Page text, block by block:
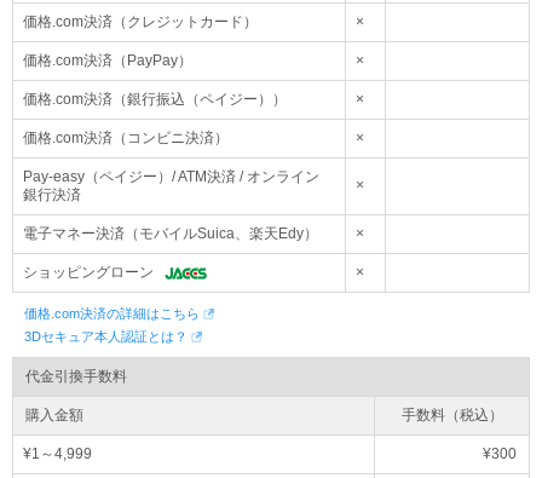
価格.com決済（クレジットカード） ×
価格.com決済（PayPay） ×
価格.com決済（銀行振込（ペイジー）） ×
価格.com決済（コンビニ決済） ×
Pay-easy（ペイジー）/ ATM決済 / オンライン
銀行決済
×
電子マネー決済（モバイルSuica、楽天Edy） ×
ショッピングローン ×
価格.com決済の詳細はこちら
3Dセキュア本人認証とは？
代金引換手数料
購入金額 手数料（税込）
¥1～4,999 ¥300